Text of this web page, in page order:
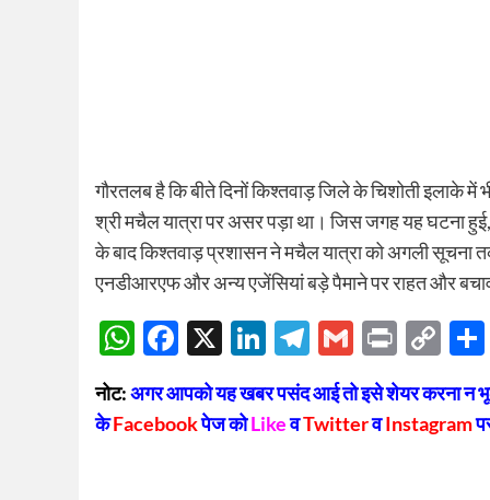
गौरतलब है कि बीते दिनों किश्तवाड़ जिले के चिशोती इलाके
श्री मचैल यात्रा पर असर पड़ा था। जिस जगह यह घटना
के बाद किश्तवाड़ प्रशासन ने मचैल यात्रा को अगली सूचना
एनडीआरएफ और अन्य एजेंसियां बड़े पैमाने पर राहत और बचाव
WhatsApp
Facebook
X LinkedIn
Telegram
GmailPrint
नोट:अगर आपको यह खबर पसंद आई तो इसे शेयर करना न
केFacebookपेज कोLikeवTwitterवInstagram